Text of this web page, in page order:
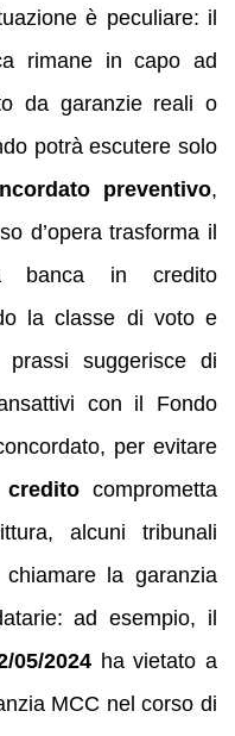
è peculiare: il
rimane in capo ad
da garanzie reali o
potrà escutere solo
preventivo,
d’opera trasforma il
banca in credito
la classe di voto e
suggerisce di
con il Fondo
per evitare
credito comprometta
alcuni tribunali
la garanzia
ad esempio, il
05/2024 ha vietato a
MCC nel corso di